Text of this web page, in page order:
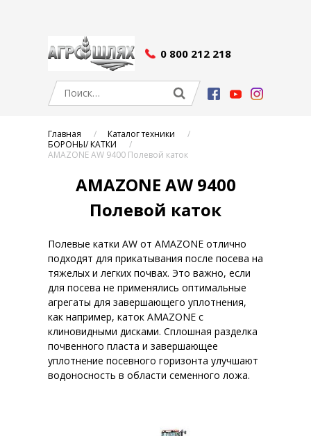
0 800 212 218
Главная
Каталог техники
БОРОНЫ/ КАТКИ
AMAZONE AW 9400 Полевой каток
AMAZONE AW 9400
Полевой каток
Полевые катки AW от AMAZONE отлично
подходят для прикатывания после посева на
тяжелых и легких почвах. Это важно, если
для посева не применялись оптимальные
агрегаты для завершающего уплотнения,
как например, каток AMAZONE с
клиновидными дисками. Сплошная разделка
почвенного пласта и завершающее
уплотнение посевного горизонта улучшают
водоносность в области семенного ложа.